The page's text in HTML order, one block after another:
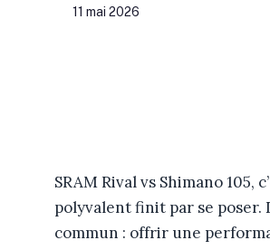
11 mai 2026
SRAM Rival vs Shimano
polyvalent finit par se
commun : offrir une